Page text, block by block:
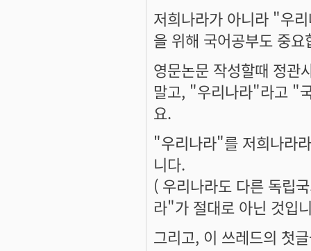
저희나라가 아니라 "우
을 위해 국어공부도 중요
영문논문 작성할때 정관
말고, "우리나라"라고 "
요.
"우리나라"를 저희나라
니다.
( 우리나라도 다른 독립
라"가 절대로 아닌 것입
그리고, 이 쓰레드의 첫